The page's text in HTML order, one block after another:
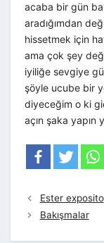
acaba bir gün
aradığımdan
hissetmek için
ama çok şey
iyiliğe sevgiye
şöyle ucube bir
diyeceğim o ki
açın şaka yapın
Ester exposito
Bakışmalar